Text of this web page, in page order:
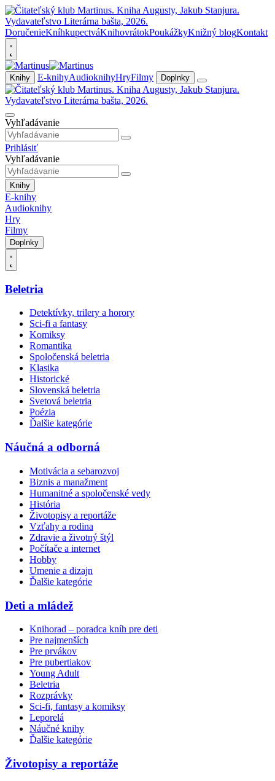
DoručenieKníhkupectváKnihovrátokPoukážkyKnižný blogKontakt
Knihy E-knihyAudioknihyHryFilmy Doplnky
Vyhľadávanie
Prihlásiť
Vyhľadávanie
Knihy
E-knihy
Audioknihy
Hry
Filmy
Doplnky
Beletria
Detektívky, trilery a horory
Sci-fi a fantasy
Komiksy
Romantika
Spoločenská beletria
Klasika
Historické
Slovenská beletria
Svetová beletria
Poézia
Ďalšie kategórie
Náučná a odborná
Motivácia a sebarozvoj
Biznis a manažment
Humanitné a spoločenské vedy
História
Životopisy a reportáže
Vzťahy a rodina
Zdravie a životný štýl
Počítače a internet
Hobby
Umenie a dizajn
Ďalšie kategórie
Deti a mládež
Knihorad – poradca kníh pre deti
Pre najmenších
Pre prvákov
Pre pubertiakov
Young Adult
Beletria
Rozprávky
Sci-fi, fantasy a komiksy
Leporelá
Náučné knihy
Ďalšie kategórie
Životopisy a reportáže